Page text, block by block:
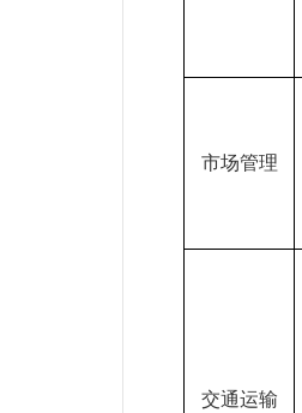
市场管理
交通运输